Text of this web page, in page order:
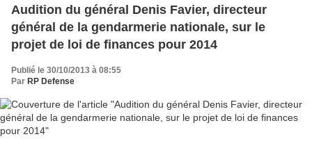
Audition du général Denis Favier, directeur
général de la gendarmerie nationale, sur le
projet de loi de finances pour 2014
Publié le 30/10/2013 à 08:55
Par RP Defense